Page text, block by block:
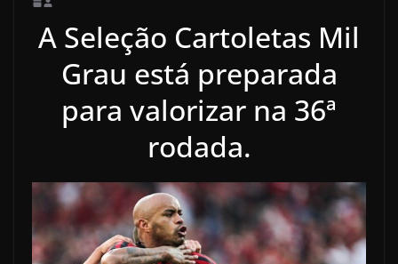
A Seleção Cartoletas Mil
Grau está preparada
para valorizar na 36ª
rodada.